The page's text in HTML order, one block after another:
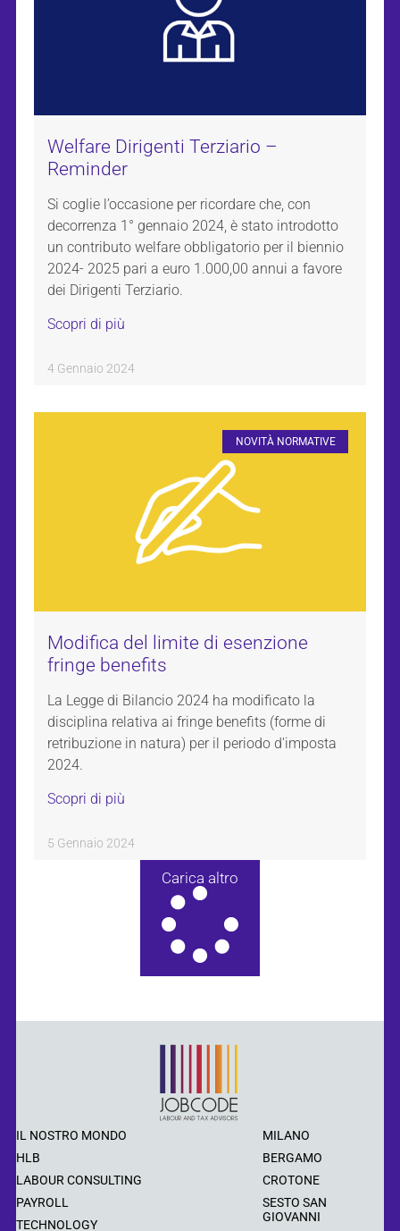
Welfare Dirigenti Terziario –
Reminder
Si coglie l’occasione per ricordare che, con
decorrenza 1° gennaio 2024, è stato introdotto
un contributo welfare obbligatorio per il biennio
2024- 2025 pari a euro 1.000,00 annui a favore
dei Dirigenti Terziario.
Scopri di più
4 Gennaio 2024
NOVITÀ NORMATIVE
Modifica del limite di esenzione
fringe benefits
La Legge di Bilancio 2024 ha modificato la
disciplina relativa ai fringe benefits (forme di
retribuzione in natura) per il periodo d’imposta
2024.
Scopri di più
5 Gennaio 2024
Carica altro
IL NOSTRO MONDO
HLB
LABOUR CONSULTING
PAYROLL
TECHNOLOGY
MILANO
BERGAMO
CROTONE
SESTO SAN
GIOVANNI